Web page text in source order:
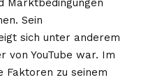
Sein
sich unter anderem
von YouTube war. Im
Faktoren zu seinem